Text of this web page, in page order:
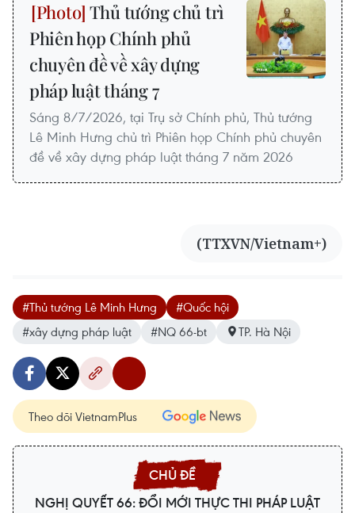
Thủ tướng chủ trì
Phiên họp Chính phủ
chuyên đề về xây dựng
pháp luật tháng 7
Sáng 8/7/2026, tại Trụ sở Chính phủ, Thủ tướng
Lê Minh Hưng chủ trì Phiên họp Chính phủ chuyên
đề về xây dựng pháp luật tháng 7 năm 2026
(TTXVN/Vietnam+)
#Thủ tướng Lê Minh Hưng
#Quốc hội
#xây dựng pháp luật
#NQ 66-bt TP. Hà Nội
Theo dõi VietnamPlus
NGHỊ QUYẾT 66: ĐỔI MỚI THỰC THI PHÁP LUẬT